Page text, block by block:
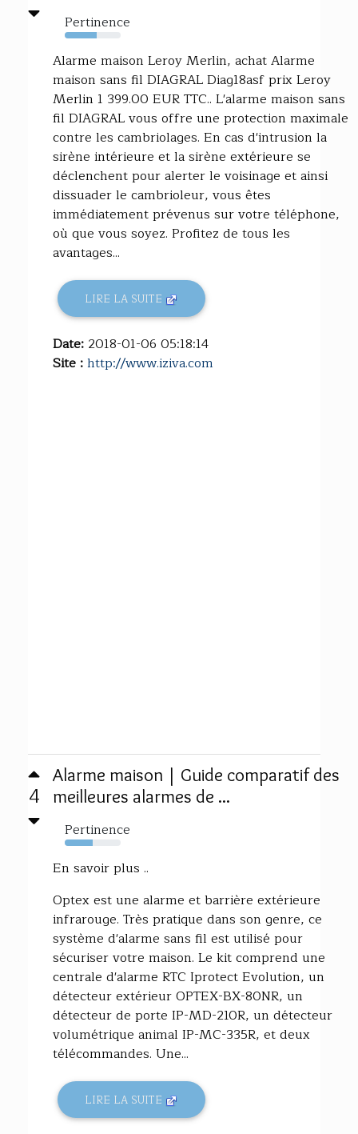
Pertinence
57%
Alarme maison Leroy Merlin, achat Alarme
maison sans fil DIAGRAL Diag18asf prix Leroy
Merlin 1 399.00 EUR TTC.. L'alarme maison sans
fil DIAGRAL vous offre une protection maximale
contre les cambriolages. En cas d'intrusion la
sirène intérieure et la sirène extérieure se
déclenchent pour alerter le voisinage et ainsi
dissuader le cambrioleur, vous êtes
immédiatement prévenus sur votre téléphone,
où que vous soyez. Profitez de tous les
avantages...
LIRE LA SUITE
Date: 2018-01-06 05:18:14
Site :http://www.iziva.com
4
Alarme maison | Guide comparatif des
meilleures alarmes de ...
Pertinence
50%
En savoir plus ..
Optex est une alarme et barrière extérieure
infrarouge. Très pratique dans son genre, ce
système d'alarme sans fil est utilisé pour
sécuriser votre maison. Le kit comprend une
centrale d'alarme RTC Iprotect Evolution, un
détecteur extérieur OPTEX-BX-80NR, un
détecteur de porte IP-MD-210R, un détecteur
volumétrique animal IP-MC-335R, et deux
télécommandes. Une...
LIRE LA SUITE